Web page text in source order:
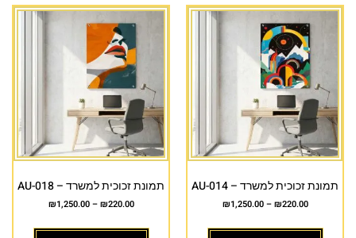
תמונת זכוכית למשרד – AU-014
₪220.00
–
₪1,250.00
תמונת זכוכית למשרד – AU-018
₪220.00
–
₪1,250.00